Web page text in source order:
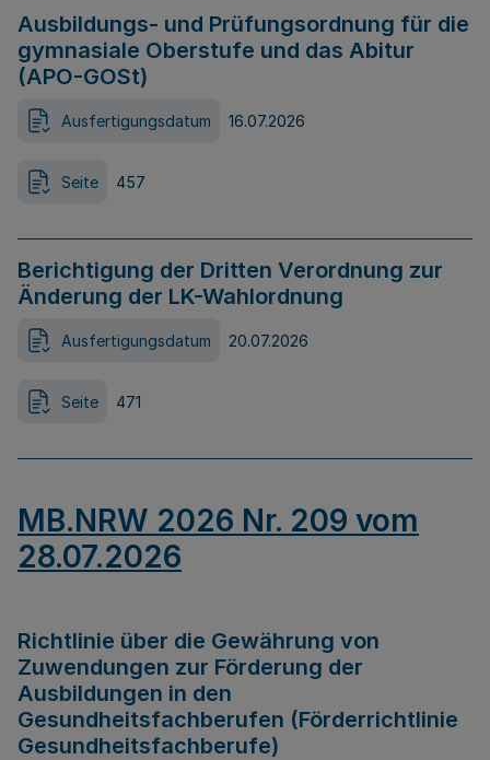
Ausbildungs- und Prüfungsordnung für die
gymnasiale Oberstufe und das Abitur
(APO-GOSt)
Ausfertigungsdatum 16.07.2026
Seite 457
Berichtigung der Dritten Verordnung zur
Änderung der LK-Wahlordnung
Ausfertigungsdatum 20.07.2026
Seite 471
MB.NRW 2026 Nr. 209 vom
28.07.2026
Richtlinie über die Gewährung von
Zuwendungen zur Förderung der
Ausbildungen in den
Gesundheitsfachberufen (Förderrichtlinie
Gesundheitsfachberufe)